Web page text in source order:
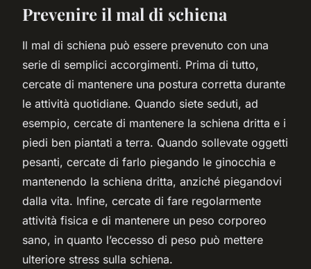
Prevenire il mal di schiena
Il mal di schiena può essere prevenuto con una
serie di semplici accorgimenti. Prima di tutto,
cercate di mantenere una postura corretta durante
le attività quotidiane. Quando siete seduti, ad
esempio, cercate di mantenere la schiena dritta e i
piedi ben piantati a terra. Quando sollevate oggetti
pesanti, cercate di farlo piegando le ginocchia e
mantenendo la schiena dritta, anziché piegandovi
dalla vita. Infine, cercate di fare regolarmente
attività fisica e di mantenere un peso corporeo
sano, in quanto l’eccesso di peso può mettere
ulteriore stress sulla schiena.